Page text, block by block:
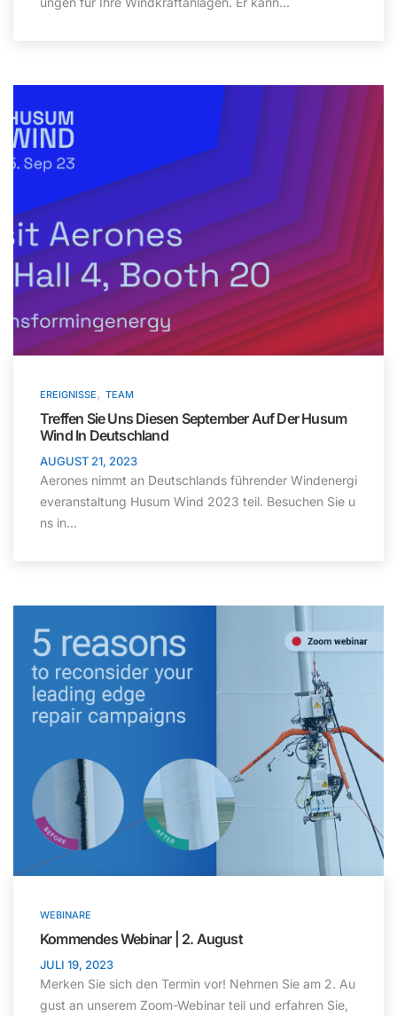
EREIGNISSE , TEAM
Treffen Sie Uns Diesen September Auf Der Husum
Wind In Deutschland
AUGUST 21, 2023
Aerones nimmt an Deutschlands führender Windenergi
everanstaltung Husum Wind 2023 teil. Besuchen Sie u
ns in...
WEBINARE
Kommendes Webinar | 2. August
JULI 19, 2023
Merken Sie sich den Termin vor! Nehmen Sie am 2. Au
gust an unserem Zoom-Webinar teil und erfahren Sie,